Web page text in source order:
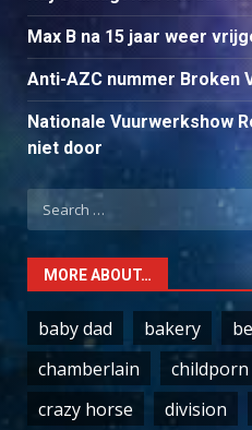
Max B na 15 jaar weer
Anti-AZC nummer Broken
Nationale Vuurwerkshow
niet door
Search
for:
MORE ABOUT…
baby dad bakery
chamberlain
childporn
crazy horse
division